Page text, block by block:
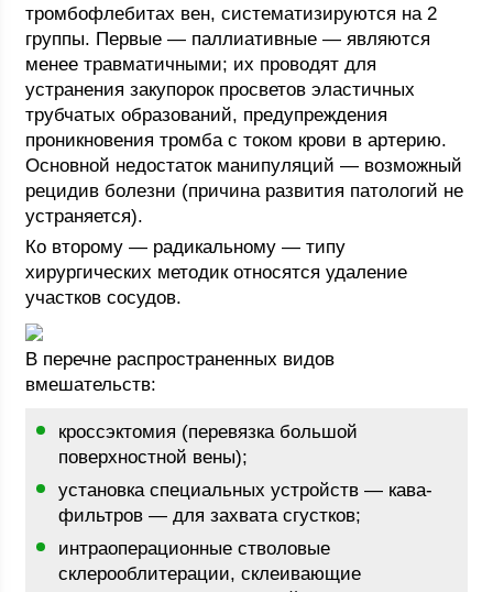
тромбофлебитах вен, систематизируются на 2
группы. Первые — паллиативные — являются
менее травматичными; их проводят для
устранения закупорок просветов эластичных
трубчатых образований, предупреждения
проникновения тромба с током крови в артерию.
Основной недостаток манипуляций — возможный
рецидив болезни (причина развития патологий не
устраняется).
Ко второму — радикальному — типу
хирургических методик относятся удаление
участков сосудов.
В перечне распространенных видов
вмешательств:
кроссэктомия (перевязка большой
поверхностной вены);
установка специальных устройств — кава-
фильтров — для захвата сгустков;
интраоперационные стволовые
склерооблитерации, склеивающие